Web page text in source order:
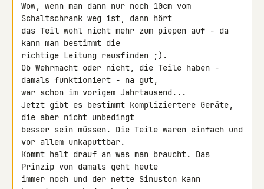
Wow, wenn man dann nur noch 10cm vom
Schaltschrank weg ist, dann hört
das Teil wohl nicht mehr zum piepen auf - da
kann man bestimmt die
richtige Leitung rausfinden ;).
Ob Wehrmacht oder nicht, die Teile haben -
damals funktioniert - na gut,
war schon im vorigem Jahrtausend...
Jetzt gibt es bestimmt kompliziertere Geräte,
die aber nicht unbedingt
besser sein müssen. Die Teile waren einfach und
vor allem unkaputtbar.
Kommt halt drauf an was man braucht. Das
Prinzip von damals geht heute
immer noch und der nette Sinuston kann